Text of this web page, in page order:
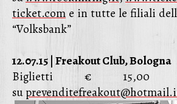
ticket.com e in tutte le filiali
“Volksbank”
12.07.15 | Freakout Club, Bologna
Biglietti € 15,00
su